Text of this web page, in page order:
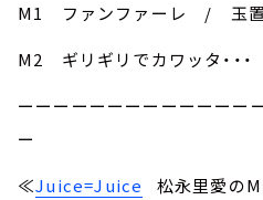
M1 ファンファーレ / 玉
M2 ギリギリでカワッタ・
ーーーーーーーーーーーーー
ー
≪Juice=Juice
松永里愛の